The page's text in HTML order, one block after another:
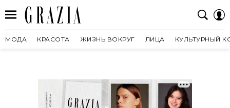
МОДА КРАСОТА ЖИЗНЬ ВОКРУГ ЛИЦА КУЛЬТУРНЫЙ